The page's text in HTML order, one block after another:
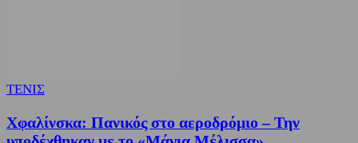
ΤΕΝΙΣ
Χφαλίνσκα: Πανικός στο αεροδρόμιο – Την